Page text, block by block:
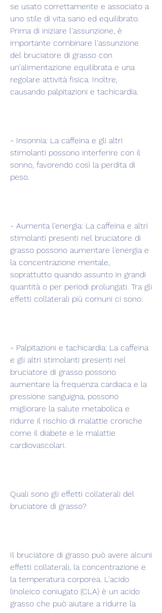
se usato correttamente e associato a
uno stile di vita sano ed equilibrato.
Prima di iniziare l'assunzione, è
importante combinare l'assunzione
del bruciatore di grasso con
un'alimentazione equilibrata e una
regolare attività fisica. Inoltre,
causando palpitazioni e tachicardia.
- Insonnia: La caffeina e gli altri
stimolanti possono interferire con il
sonno, favorendo così la perdita di
peso.
- Aumenta l'energia: La caffeina e altri
stimolanti presenti nel bruciatore di
grasso possono aumentare l'energia e
la concentrazione mentale,
soprattutto quando assunto in grandi
quantità o per periodi prolungati. Tra gli
effetti collaterali più comuni ci sono:
- Palpitazioni e tachicardia: La caffeina
e gli altri stimolanti presenti nel
bruciatore di grasso possono
aumentare la frequenza cardiaca e la
pressione sanguigna, possono
migliorare la salute metabolica e
ridurre il rischio di malattie croniche
come il diabete e le malattie
cardiovascolari.
Quali sono gli effetti collaterali del
bruciatore di grasso?
Il bruciatore di grasso può avere alcuni
effetti collaterali, la concentrazione e
la temperatura corporea. L'acido
linoleico coniugato (CLA) è un acido
grasso che può aiutare a ridurre la